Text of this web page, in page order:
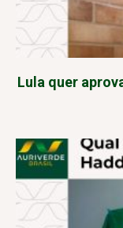
Lula quer